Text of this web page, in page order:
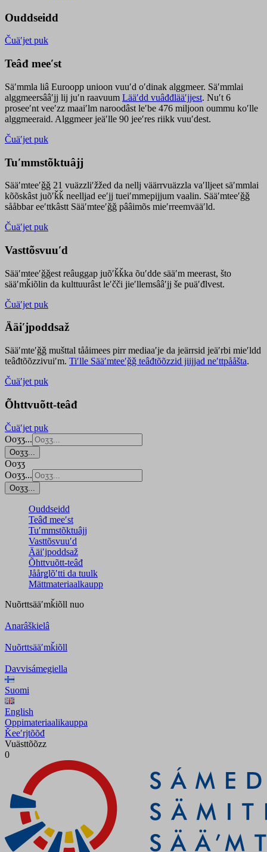
Ouddseidd
Čuäʹjet puk
Teâđ meeʹst
Säʹmmla liâ Euroopp unioon vuuʹd oʹdinak alggmeer. Säʹmmlai
alggmeersââʹjj lij juʹn raavuum Lääʹdd vuâđđlääʹjjest. Nuʹt 6
proseeʹnt veeʹzz maaiʹlm naroodâst leʹbe 476 miljoon oummu koʹlle
alggmeeraid. Alggmeer jeäʹlle 90 jeeʹres riikk vuuʹdest.
Čuäʹjet puk
Tuʹmmstõktuâjj
Sääʹmteeʹǧǧ 21 vuäzzliʹžžed da nellj väärrvuäzzla vaʹlljeet säʹmmlai
kõõskâst juõʹǩǩ neelljad eeʹjj tueiʹmmepijjum vaalin. Sääʹmteeʹǧǧ
sååbbar eeʹttkâstt Sääʹmteeʹǧǧ pââimõs mieʹrreemvääʹld.
Čuäʹjet puk
Vasttõsvuuʹd
Sääʹmteeʹǧǧest reâuggap juõʹǩǩka õuʹdde sääʹm meerast, što
sääʹmǩiõlin da kulttuurâst leʹčči jieʹllemsââʹjj še puäʹđlvest.
Čuäʹjet puk
Ääiʹjpoddsaž
Sääʹmteʹǧǧ mušttal tååimees pirr mediaaʹje da jeärrsid jeäʹrbi mieʹldd
teâđtõõzzivuiʹm. Tiʹlle Sääʹmteeʹǧǧ teâđtõõzzid jiijjad neʹttpååšta.
Čuäʹjet puk
Õhttvuõtt-teâđ
Čuäʹjet puk
Ooʒʒ...
Ooʒʒ...
Ooʒʒ
Ooʒʒ...
Ooʒʒ...
Ouddseidd
Teâđ meeʹst
Tuʹmmstõktuâjj
Vasttõsvuuʹd
Ääiʹjpoddsaž
Õhttvuõtt-teâđ
Jåårǥlõʹtti da tuulk
Mättmateriaalkaupp
Nuõrttsääʹmǩiõll nuo
Anarâškielâ
Nuõrttsääʹmǩiõll
Davvisámegiella
Suomi
English
Oppimateriaalikauppa
Ǩeeʹrjtõõđ
Vuästtõõzz
0